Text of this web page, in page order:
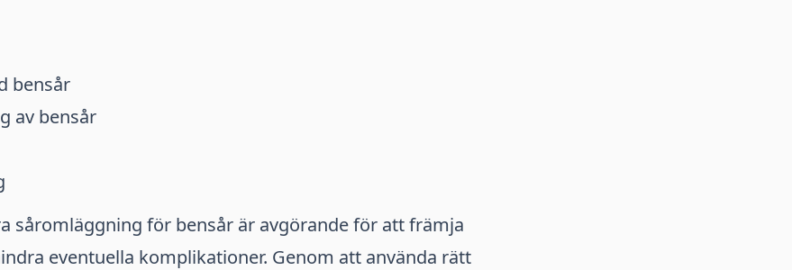
bensår
av bensår
såromläggning för bensår är avgörande för att främja
eventuella komplikationer. Genom att använda rätt